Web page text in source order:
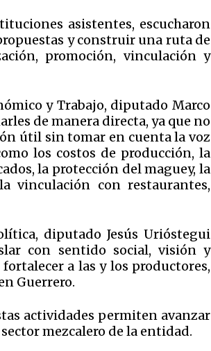
asistentes, escucharon
y construir una ruta de
promoción, vinculación y
y Trabajo, diputado Marco
de manera directa, ya que no
útil sin tomar en cuenta la voz
los costos de producción, la
la protección del maguey, la
vinculación con restaurantes,
diputado Jesús Urióstegui
con sentido social, visión y
a las y los productores,
Guerrero.
actividades permiten avanzar
mezcalero de la entidad.